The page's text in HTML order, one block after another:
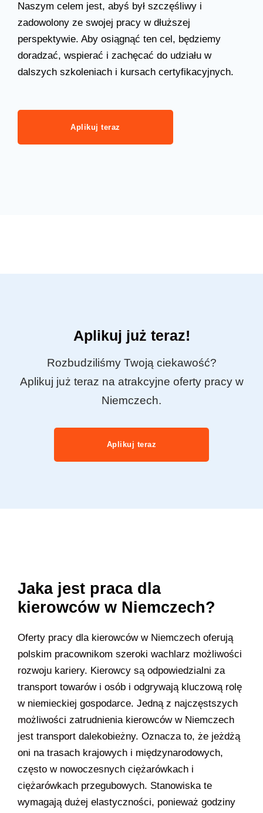
Naszym celem jest, abyś był szczęśliwy i
zadowolony ze swojej pracy w dłuższej
perspektywie. Aby osiągnąć ten cel, będziemy
doradzać, wspierać i zachęcać do udziału w
dalszych szkoleniach i kursach certyfikacyjnych.
Aplikuj teraz
Aplikuj już teraz!
Rozbudziliśmy Twoją ciekawość?
Aplikuj już teraz na atrakcyjne oferty pracy w
Niemczech.
Aplikuj teraz
Jaka jest praca dla
kierowców w Niemczech?
Oferty pracy dla kierowców w Niemczech oferują
polskim pracownikom szeroki wachlarz możliwości
rozwoju kariery. Kierowcy są odpowiedzialni za
transport towarów i osób i odgrywają kluczową rolę
w niemieckiej gospodarce. Jedną z najczęstszych
możliwości zatrudnienia kierowców w Niemczech
jest transport dalekobieżny. Oznacza to, że jeżdżą
oni na trasach krajowych i międzynarodowych,
często w nowoczesnych ciężarówkach i
ciężarówkach przegubowych. Stanowiska te
wymagają dużej elastyczności, ponieważ godziny